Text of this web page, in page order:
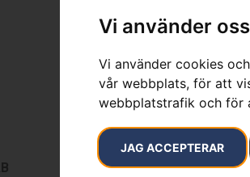
Vi använder
Vi använder cookies
vår webbplats, för att
webbplatstrafik och för
JAG ACCEPTERAR
Öppettider